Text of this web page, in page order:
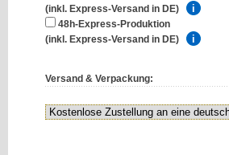
(inkl. Express-Versand in DE)
48h-Express-Produktion
(inkl. Express-Versand in DE)
Versand & Verpackung: